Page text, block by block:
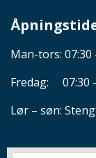
Man-tors: 07:30
Fredag: 07:30
Lør – søn: